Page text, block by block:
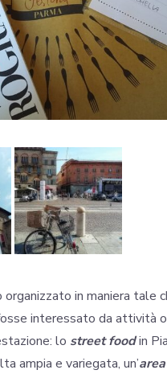
in maniera tale
interessato da attività
lo street foodin
ampia e variegata, un’